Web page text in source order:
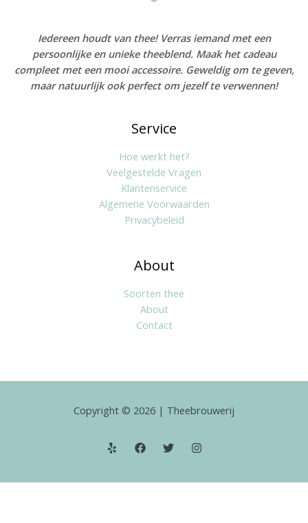
Iedereen houdt van thee! Verras iemand met een
persoonlijke en unieke theeblend. Maak het cadeau
compleet met een mooi accessoire. Geweldig om te geven,
maar natuurlijk ook perfect om jezelf te verwennen!
Service
Hoe werkt het?
Veelgestelde Vragen
Klantenservice
Algemene Voorwaarden
Privacybeleid
About
Soorten thee
About
Contact
Copyright © 2026 | Theebrouwerij